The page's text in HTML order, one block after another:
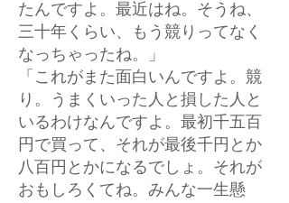
たんですよ。最近はね。そうね、
三十年くらい、もう競りってなく
なっちゃったね。」
「これがまた面白いんですよ。競
り。うまくいった人と損した人と
いるわけなんですよ。最初千五百
円で買って、それが最後千円とか
八百円とかになるでしょ。それが
おもしろくてね。みんな一生懸